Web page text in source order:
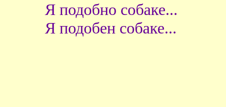
Я подобно собаке...
Я подобен собаке...